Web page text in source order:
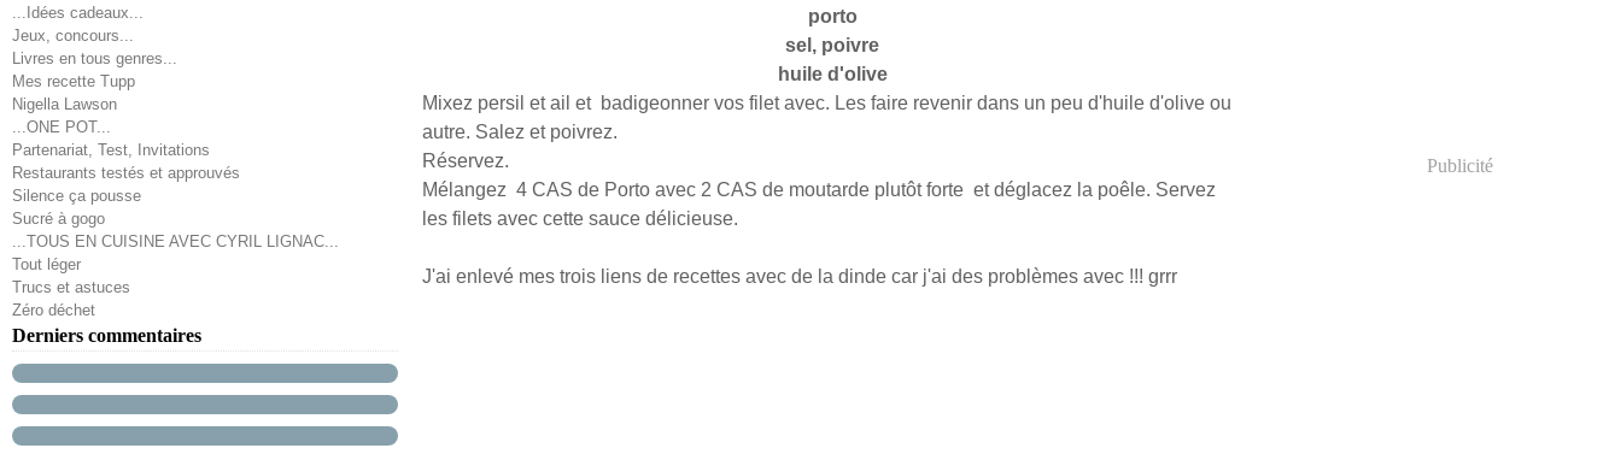
...Idées cadeaux...
Jeux, concours...
Livres en tous genres...
Mes recette Tupp
Nigella Lawson
...ONE POT...
Partenariat, Test, Invitations
Restaurants testés et approuvés
Silence ça pousse
Sucré à gogo
...TOUS EN CUISINE AVEC CYRIL LIGNAC...
Tout léger
Trucs et astuces
Zéro déchet
Derniers commentaires
porto
sel, poivre
huile d'olive
Mixez persil et ail et badigeonner vos filet avec. Les faire revenir dans un peu d'huile d'olive ou
autre. Salez et poivrez.
Réservez.
Mélangez 4 CAS de Porto avec 2 CAS de moutarde plutôt forte et déglacez la poêle. Servez
les filets avec cette sauce délicieuse.
J'ai enlevé mes trois liens de recettes avec de la dinde car j'ai des problèmes avec !!! grrr
Publicité